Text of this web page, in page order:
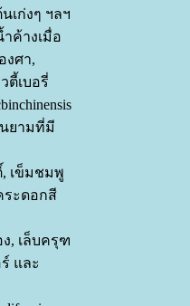
เก่งๆ ฯลฯ
ค้างเมื่อ
งศา,
ตี้เบอรี่
นยามที่มี
เข็มชมพู
ระดอกสี
, เล็บครุฑ
และ